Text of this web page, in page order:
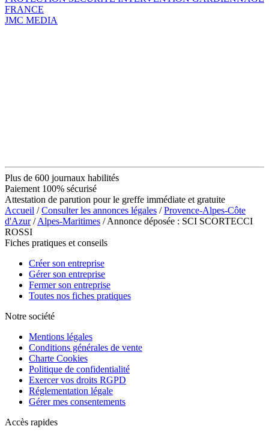
FRANCE
JMC MEDIA
Plus de 600 journaux habilités
Paiement 100% sécurisé
Attestation de parution pour le greffe immédiate et gratuite
Accueil /Consulter les annonces légales /Provence-Alpes-Côte
d'Azur/Alpes-Maritimes / Annonce déposée : SCI SCORTECCI
ROSSI
Fiches pratiques et conseils
Créer son entreprise
Gérer son entreprise
Fermer son entreprise
Toutes nos fiches pratiques
Notre société
Mentions légales
Conditions générales de vente
Charte Cookies
Politique de confidentialité
Exercer vos droits RGPD
Réglementation légale
Gérer mes consentements
Accès rapides